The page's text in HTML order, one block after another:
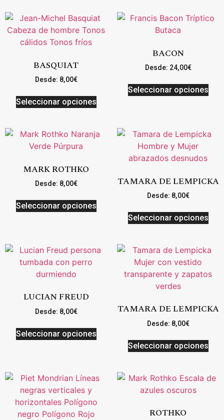
BASQUIAT
Desde: 8,00€
Seleccionar opciones
BACON
Desde: 24,00€
Seleccionar opciones
MARK ROTHKO
Desde: 8,00€
Seleccionar opciones
TAMARA DE LEMPICKA
Desde: 8,00€
Seleccionar opciones
LUCIAN FREUD
Desde: 8,00€
Seleccionar opciones
TAMARA DE LEMPICKA
Desde: 8,00€
Seleccionar opciones
ROTHKO